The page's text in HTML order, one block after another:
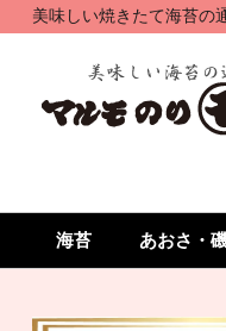
美味しい焼きたて海苔の
海苔 あおさ・